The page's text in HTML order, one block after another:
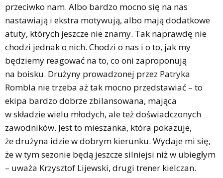
przeciwko nam. Albo bardzo mocno się na nas
nastawiają i ekstra motywują, albo mają dodatkowe
atuty, których jeszcze nie znamy. Tak naprawdę nie
chodzi jednak o nich. Chodzi o nas i o to, jak my
będziemy reagować na to, co oni zaproponują
na boisku. Drużyny prowadzonej przez Patryka
Rombla nie trzeba aż tak mocno przedstawiać – to
ekipa bardzo dobrze zbilansowana, mająca
w składzie wielu młodych, ale też doświadczonych
zawodników. Jest to mieszanka, która pokazuje,
że drużyna idzie w dobrym kierunku. Wydaje mi się,
że w tym sezonie będą jeszcze silniejsi niż w ubiegłym
– uważa Krzysztof Lijewski, drugi trener kielczan.